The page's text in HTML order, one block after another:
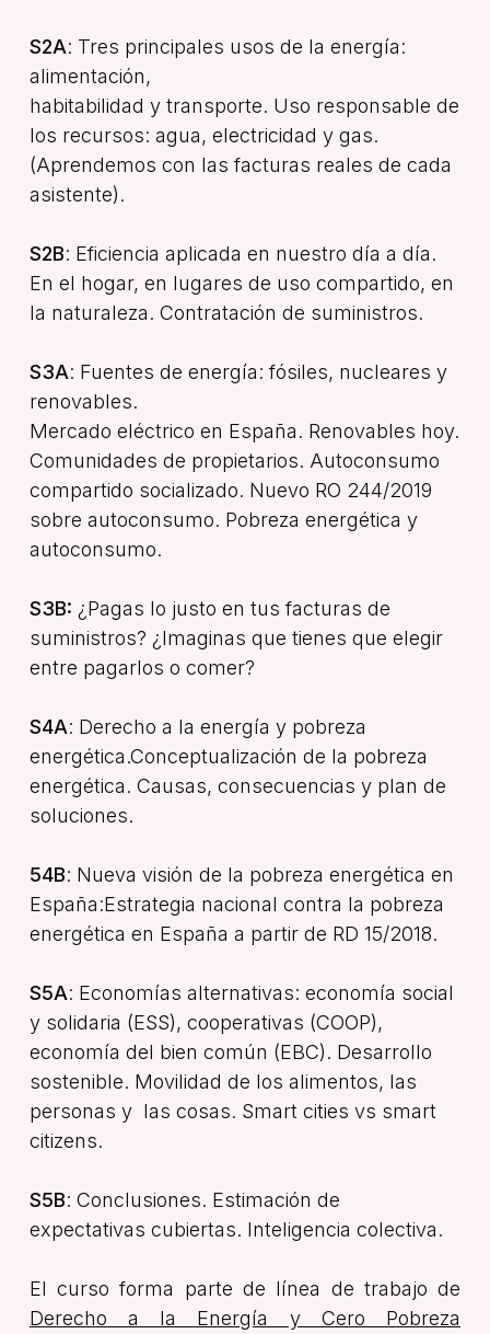
S2A: Tres principales usos de la energía:
alimentación,
habitabilidad y transporte. Uso responsable de
los recursos: agua, electricidad y gas.
(Aprendemos con las facturas reales de cada
asistente).
S2B: Eficiencia aplicada en nuestro día a día.
En el hogar, en lugares de uso compartido, en
la naturaleza. Contratación de suministros.
S3A: Fuentes de energía: fósiles, nucleares y
renovables.
Mercado eléctrico en España. Renovables hoy.
Comunidades de propietarios. Autoconsumo
compartido socializado. Nuevo RO 244/2019
sobre autoconsumo. Pobreza energética y
autoconsumo.
S3B: ¿Pagas lo justo en tus facturas de
suministros? ¿Imaginas que tienes que elegir
entre pagarlos o comer?
S4A: Derecho a la energía y pobreza
energética.Conceptualización de la pobreza
energética. Causas, consecuencias y plan de
soluciones.
54B: Nueva visión de la pobreza energética en
España:Estrategia nacional contra la pobreza
energética en España a partir de RD 15/2018.
S5A: Economías alternativas: economía social
y solidaria (ESS), cooperativas (COOP),
economía del bien común (EBC). Desarrollo
sostenible. Movilidad de los alimentos, las
personas y las cosas. Smart cities vs smart
citizens.
S5B: Conclusiones. Estimación de
expectativas cubiertas. Inteligencia colectiva.
El curso forma parte de línea de trabajo de
Derecho a la Energía y Cero Pobreza